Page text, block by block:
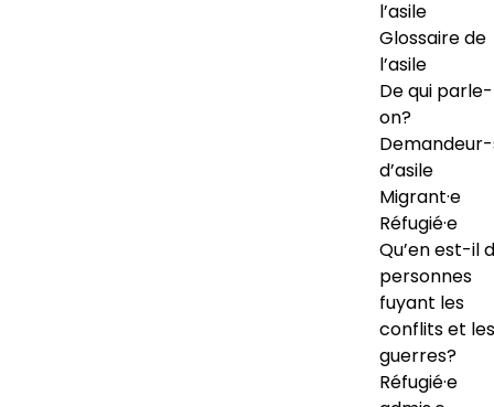
l’asile
Glossaire de
l’asile
De qui
on?
d’asile
Migrant·e
Réfugié·e
Qu’en est-il
personnes
fuyant les
conflits et les
guerres?
Réfugié·e